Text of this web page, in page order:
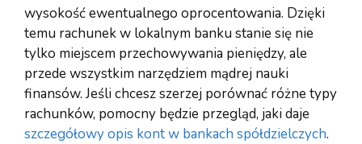
wysokość ewentualnego oprocentowania. Dzięki
temu rachunek w lokalnym banku stanie się nie
tylko miejscem przechowywania pieniędzy, ale
przede wszystkim narzędziem mądrej nauki
finansów. Jeśli chcesz szerzej porównać różne typy
rachunków, pomocny będzie przegląd, jaki daje
szczegółowy opis kont w bankach spółdzielczych.